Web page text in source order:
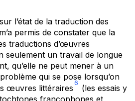
l’état de la traduction des
permis de constater que la
traductions d’œuvres
seulement un travail de longue
qu’elle ne peut mener à un
qui se pose lorsqu’on
œuvres littéraires
6
(les essais y